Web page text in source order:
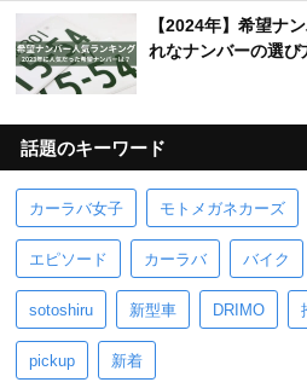
【2024年】希望ナ
れなナンバーの選び
話題のキーワード
カーラバ女子 モトメガネカーズ
エピソード カーラバ バイク
sotoshiru 新型車 DRIMO
pickup 新着